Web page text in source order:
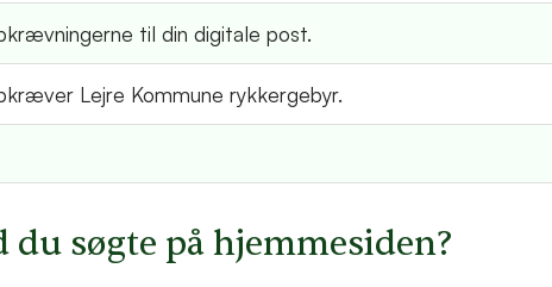
til din digitale post.
Lejre Kommune rykkergebyr.
du søgte på hjemmesiden?